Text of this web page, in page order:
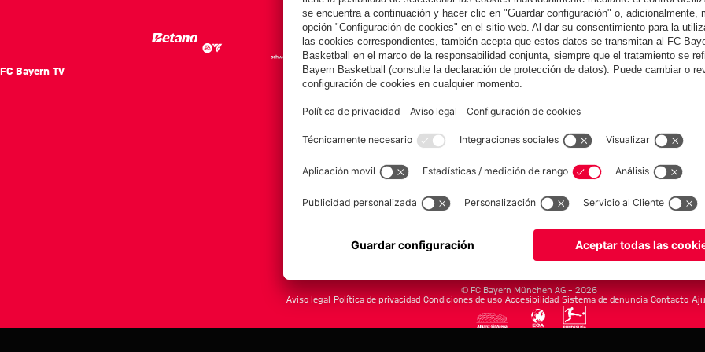
FC Bayern TV
FC Bayern.com
Noticias
Afición
Online
Nuevo
Museum Baloncesto
© FC Bayern München AG – 2026
Aviso legal Política de privacidad Condiciones de uso Accesibilidad Sistema de denuncia Contacto